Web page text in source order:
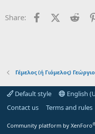
o
n
Share: FacebookX (Twitter)
Γέμελος (ή Γιόμελος)
Default style
English
Contact us
Terms and rules
Community platform by XenForo